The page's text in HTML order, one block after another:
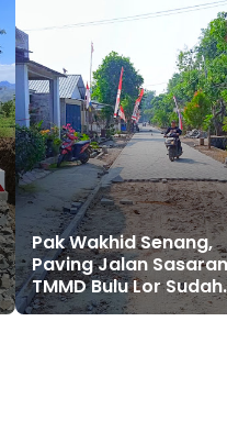
Pak Wakhid Senang,
Paving Jalan Sasaran
TMMD Bulu Lor Sudah
Sampai Depan